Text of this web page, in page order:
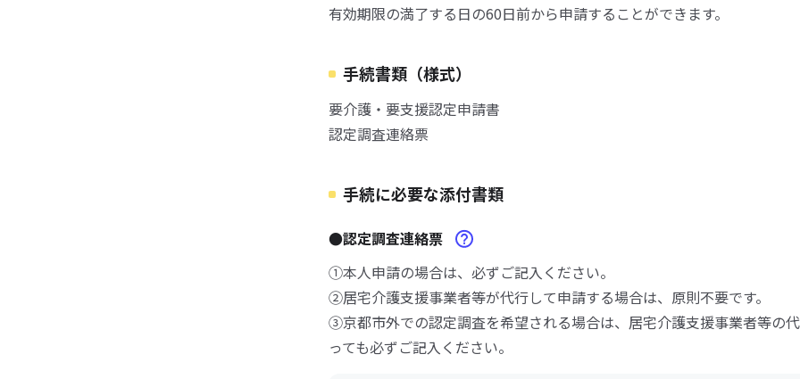
有効期限の満了する日の60日前から申請することができます。
手続書類（様式）
要介護・要支援認定申請書
認定調査連絡票
手続に必要な添付書類
●認定調査連絡票
①本人申請の場合は、必ずご記入ください。
②居宅介護支援事業者等が代行して申請する場合は、原則不要です。
③京都市外での認定調査を希望される場合は、居宅介護支援事業者等の
っても必ずご記入ください。